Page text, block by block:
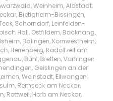
Weinheim, Albstadt,
Bietigheim-Bissingen,
Schorndorf, Leinfelden-
Hall, Ostfildern, Backnang,
Balingen, Kornwestheim,
Herrenberg, Radolfzell am
Bühl, Bretten, Vaihingen
Geislingen an der
Weinstadt, Ellwangen
Remseck am Neckar,
Rottweil, Horb am Neckar,